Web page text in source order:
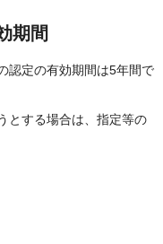
期間
認定の有効期間は5年間で
とする場合は、指定等の